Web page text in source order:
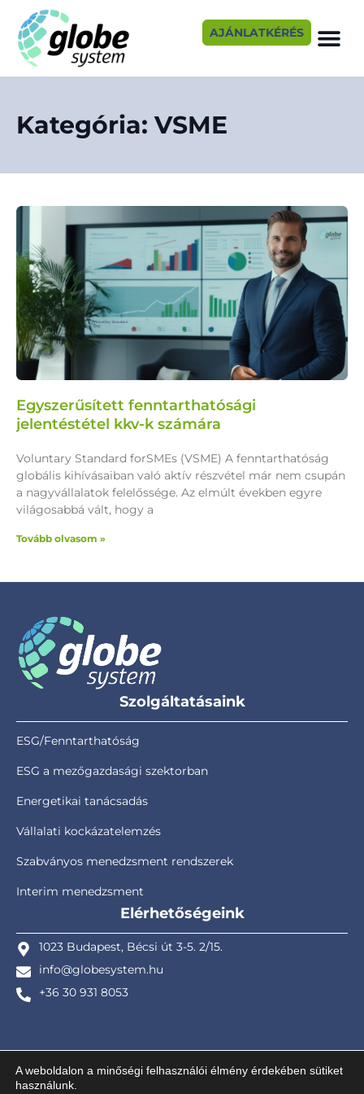
AJÁNLATKÉRÉS
Kategória: VSME
Egyszerűsített fenntarthatósági
jelentéstétel kkv-k számára
Voluntary Standard forSMEs (VSME) A fenntarthatóság
globális kihívásaiban való aktív részvétel már nem csupán
a nagyvállalatok felelőssége. Az elmúlt években egyre
világosabbá vált, hogy a
Tovább olvasom »
Szolgáltatásaink
ESG/Fenntarthatóság
ESG a mezőgazdasági szektorban
Energetikai tanácsadás
Vállalati kockázatelemzés
Szabványos menedzsment rendszerek
Interim menedzsment
Elérhetőségeink
1023 Budapest, Bécsi út 3-5. 2/15.
info@globesystem.hu
+36 30 931 8053
A weboldalon a minőségi felhasználói élmény érdekében sütiket
használunk.